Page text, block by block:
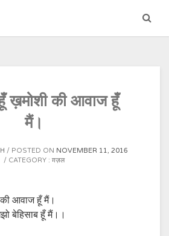
ख़मोशी की आवाज हूँ
मैं।
POSTED ON NOVEMBER 11, 2016
CATEGORY : ग़ज़ल
आवाज हूँ मैं।
बेहिसाब हूँ मैं।।